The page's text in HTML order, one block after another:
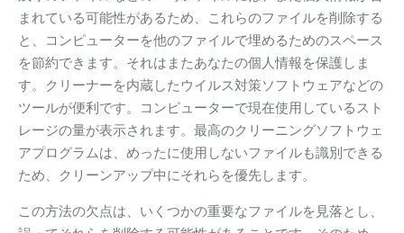
まれている可能性があるため、これらのファイルを削除する
と、コンピューターを他のファイルで埋めるためのスペース
を節約できます。 それはまたあなたの個人情報を保護しま
す。
クリーナーを内蔵したウイルス対策ソフトウェアなどの
ツールが便利です。
コンピューターで現在使用しているスト
レージの量が表示されます。 最高のクリーニングソフトウェ
アプログラムは、めったに使用しないファイルも識別できる
ため、クリーンアップ中にそれらを優先します。
この方法の欠点は、いくつかの重要なファイルを見落とし、